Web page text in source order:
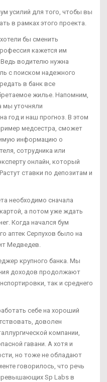
усилий для того, чтобы вы
в рамках этого проекта.
бы сменить
кажется им
Ведь водителю нужна
с поиском надежного
в банк все
жилье. Напомним,
мы уточняли
год и наш прогноз. В этом
медсестра, сможет
информацию о
сотрудника или
онлайн, который
ставки по депозитам и
необходимо сначала
а потом уже ждать
Когда начался бум
аптек Серпухов было на
Медведев.
крупного банка. Мы
доходов продолжают
так и среднего
себе на хороший
доволен
компании,
гавани. А хотя и
но тоже не обладают
говорилось, что речь
Sp Labs в